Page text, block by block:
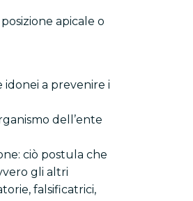
apicale o
a prevenire i
dell’ente
ciò postula che
gli altri
falsificatrici,